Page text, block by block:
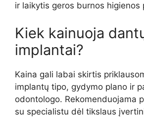
ir laikytis geros burnos higienos
Kiek kainuoja
implantai?
Kaina gali labai skirtis
implantų tipo, gydymo plano ir
odontologo. Rekomenduojama
su specialistu dėl tikslaus